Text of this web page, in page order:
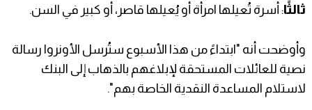
ثالثًا: أسرة تُعيلها امرأة أو يُعيلها قاصر، أو كبير في السن.
وأوضحت أنه "ابتداءً من هذا الأسبوع ستُرسل الأونروا رسالة
نصية للعائلات المستحقة لإبلاغهم بالذهاب إلى البنك
لاستلام المساعدة النقدية الخاصة بهم".